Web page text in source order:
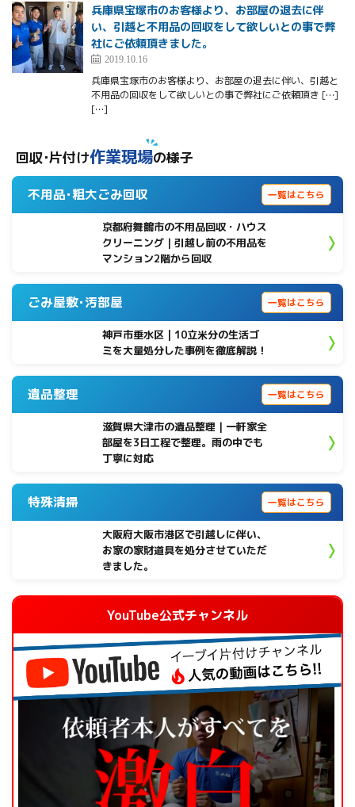
兵庫県宝塚市のお客様より、お部屋の退去に伴
い、引越と不用品の回収をして欲しいとの事で弊
社にご依頼頂きました。
2019.10.16
兵庫県宝塚市のお客様より、お部屋の退去に伴い、引越と
不用品の回収をして欲しいとの事で弊社にご依頼頂き […]
[…]
回収･片付け作業現場の様子
不用品･粗大ごみ回収 一覧はこちら
京都府舞鶴市の不用品回収・ハウス
クリーニング｜引越し前の不用品を
マンション2階から回収
ごみ屋敷･汚部屋 一覧はこちら
神戸市垂水区 | 10立米分の生活ゴ
ミを大量処分した事例を徹底解説！
遺品整理 一覧はこちら
滋賀県大津市の遺品整理｜一軒家全
部屋を3日工程で整理。雨の中でも
丁寧に対応
特殊清掃 一覧はこちら
大阪府大阪市港区で引越しに伴い、
お家の家財道具を処分させていただ
きました。
YouTube公式チャンネル